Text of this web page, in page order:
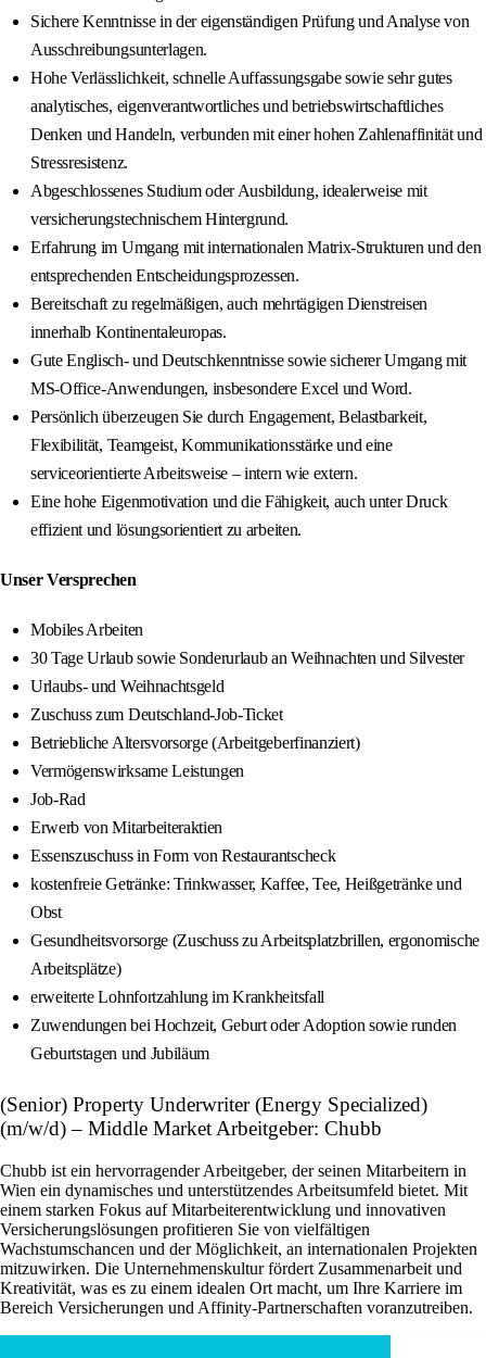
Sichere Kenntnisse in der eigenständigen Prüfung und Analyse von
Ausschreibungsunterlagen.
Hohe Verlässlichkeit, schnelle Auffassungsgabe sowie sehr gutes
analytisches, eigenverantwortliches und betriebswirtschaftliches
Denken und Handeln, verbunden mit einer hohen Zahlenaffinität und
Stressresistenz.
Abgeschlossenes Studium oder Ausbildung, idealerweise mit
versicherungstechnischem Hintergrund.
Erfahrung im Umgang mit internationalen Matrix-Strukturen und den
entsprechenden Entscheidungsprozessen.
Bereitschaft zu regelmäßigen, auch mehrtägigen Dienstreisen
innerhalb Kontinentaleuropas.
Gute Englisch- und Deutschkenntnisse sowie sicherer Umgang mit
MS-Office-Anwendungen, insbesondere Excel und Word.
Persönlich überzeugen Sie durch Engagement, Belastbarkeit,
Flexibilität, Teamgeist, Kommunikationsstärke und eine
serviceorientierte Arbeitsweise – intern wie extern.
Eine hohe Eigenmotivation und die Fähigkeit, auch unter Druck
effizient und lösungsorientiert zu arbeiten.
Unser Versprechen
Mobiles Arbeiten
30 Tage Urlaub sowie Sonderurlaub an Weihnachten und Silvester
Urlaubs- und Weihnachtsgeld
Zuschuss zum Deutschland-Job-Ticket
Betriebliche Altersvorsorge (Arbeitgeberfinanziert)
Vermögenswirksame Leistungen
Job-Rad
Erwerb von Mitarbeiteraktien
Essenszuschuss in Form von Restaurantscheck
kostenfreie Getränke: Trinkwasser, Kaffee, Tee, Heißgetränke und
Obst
Gesundheitsvorsorge (Zuschuss zu Arbeitsplatzbrillen, ergonomische
Arbeitsplätze)
erweiterte Lohnfortzahlung im Krankheitsfall
Zuwendungen bei Hochzeit, Geburt oder Adoption sowie runden
Geburtstagen und Jubiläum
(Senior) Property Underwriter (Energy Specialized)
(m/w/d) – Middle Market Arbeitgeber: Chubb
Chubb ist ein hervorragender Arbeitgeber, der seinen Mitarbeitern in
Wien ein dynamisches und unterstützendes Arbeitsumfeld bietet. Mit
einem starken Fokus auf Mitarbeiterentwicklung und innovativen
Versicherungslösungen profitieren Sie von vielfältigen
Wachstumschancen und der Möglichkeit, an internationalen Projekten
mitzuwirken. Die Unternehmenskultur fördert Zusammenarbeit und
Kreativität, was es zu einem idealen Ort macht, um Ihre Karriere im
Bereich Versicherungen und Affinity-Partnerschaften voranzutreiben.